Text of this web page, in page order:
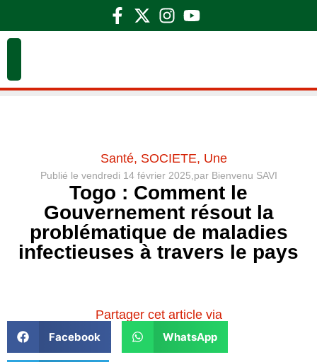
Santé, SOCIETE, Une
Publié le vendredi 14 février 2025, parBienvenu SAVI
Togo : Comment le
Gouvernement résout la
problématique de maladies
infectieuses à travers le pays
Partager cet article via
Facebook WhatsApp